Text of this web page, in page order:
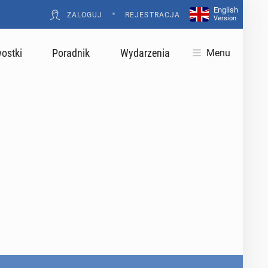
ZALOGUJ • REJESTRACJA
English
Version
Poradnik Wydarzenia Menu